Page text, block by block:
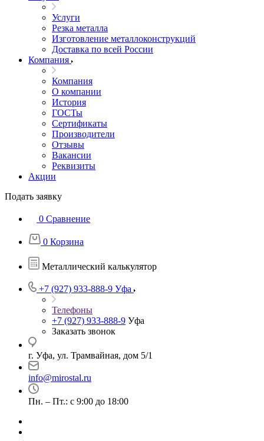
Услуги
Резка металла
Изготовление металлоконструкций
Доставка по всей России
Компания
Компания
О компании
История
ГОСТы
Сертификаты
Производители
Отзывы
Вакансии
Реквизиты
Акции
Подать заявку
0 Сравнение
0 Корзина
Металлический калькулятор
+7 (927) 933-888-9 Уфа
Телефоны
+7 (927) 933-888-9 Уфа
Заказать звонок
г. Уфа, ул. Трамвайная, дом 5/1
info@mirostal.ru
Пн. – Пт.: с 9:00 до 18:00